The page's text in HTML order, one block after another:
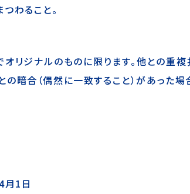
わること。
リジナルのものに限ります。他との重
の暗合（偶然に一致すること）があった場
1日